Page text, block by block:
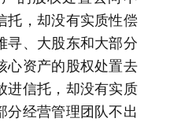
托，却没有实质性偿
寻、大股东和大部分
心资产的股权处置去
进信托，却没有实质
分经营管理团队不出